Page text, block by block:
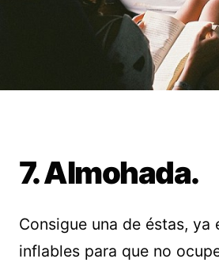
7. Almohada.
Consigue una de éstas, ya
inflables para que no